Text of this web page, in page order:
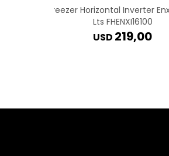
Freezer Horizontal Inverter
Lts FHENXI16100
USD 219,00